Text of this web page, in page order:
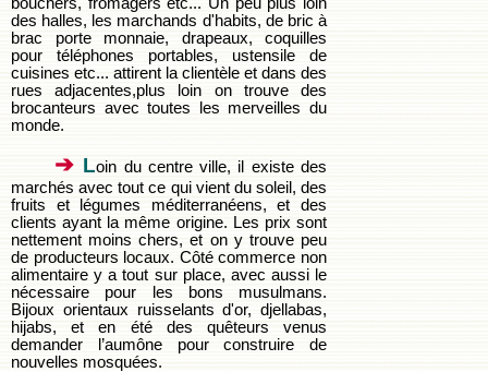
des halles, les marchands d'habits, de bric à
brac porte monnaie, drapeaux, coquilles
pour téléphones portables, ustensile de
cuisines etc... attirent la clientèle et dans des
rues adjacentes,plus loin on trouve des
brocanteurs avec toutes les merveilles du
monde.
➔ Loin du centre ville, il existe des
marchés avec tout ce qui vient du soleil, des
fruits et légumes méditerranéens, et des
clients ayant la même origine. Les prix sont
nettement moins chers, et on y trouve peu
de producteurs locaux. Côté commerce non
alimentaire y a tout sur place, avec aussi le
nécessaire pour les bons musulmans.
Bijoux orientaux ruisselants d'or, djellabas,
hijabs, et en été des quêteurs venus
demander l’aumône pour construire de
nouvelles mosquées.